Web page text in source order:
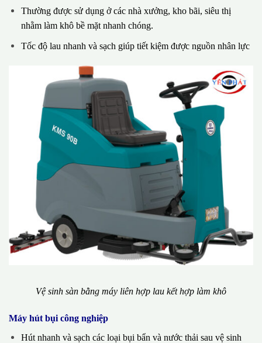
Thường được sử dụng ở các nhà xưởng, kho bãi, siêu thị
nhằm làm khô bề mặt nhanh chóng.
Tốc độ lau nhanh và sạch giúp tiết kiệm được nguồn nhân lực
Vệ sinh sàn bằng máy liên hợp lau kết hợp làm khô
Máy hút bụi công nghiệp
Hút nhanh và sạch các loại bụi bẩn và nước thải sau vệ sinh